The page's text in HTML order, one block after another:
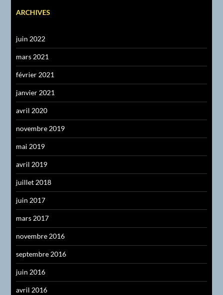
ARCHIVES
juin 2022
mars 2021
février 2021
janvier 2021
avril 2020
novembre 2019
mai 2019
avril 2019
juillet 2018
juin 2017
mars 2017
novembre 2016
septembre 2016
juin 2016
avril 2016